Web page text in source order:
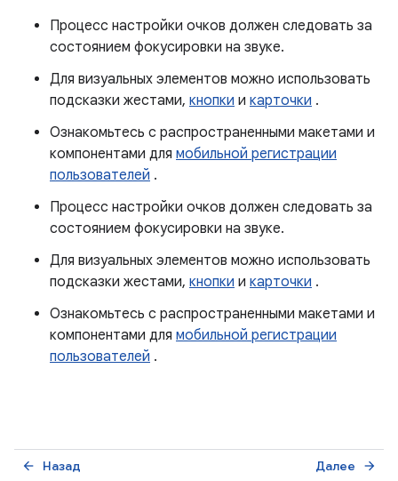
Процесс настройки очков должен следовать за
состоянием фокусировки на звуке.
Для визуальных элементов можно использовать
подсказки жестами, кнопки и карточки .
Ознакомьтесь с распространенными макетами и
компонентами для мобильной регистрации
пользователей .
Процесс настройки очков должен следовать за
состоянием фокусировки на звуке.
Для визуальных элементов можно использовать
подсказки жестами, кнопки и карточки .
Ознакомьтесь с распространенными макетами и
компонентами для мобильной регистрации
пользователей .
Назад
arrow_back Далее arrow_forward